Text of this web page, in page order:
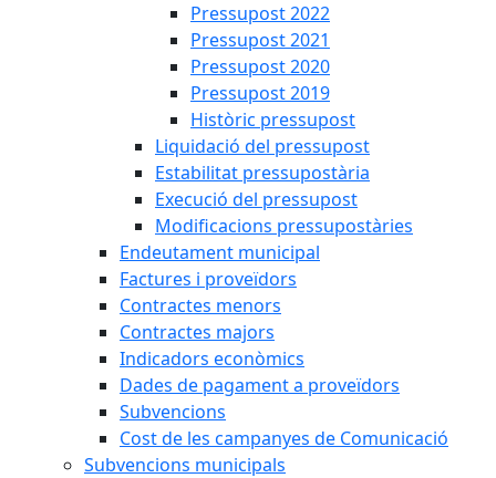
Pressupost 2022
Pressupost 2021
Pressupost 2020
Pressupost 2019
Històric pressupost
Liquidació del pressupost
Estabilitat pressupostària
Execució del pressupost
Modificacions pressupostàries
Endeutament municipal
Factures i proveïdors
Contractes menors
Contractes majors
Indicadors econòmics
Dades de pagament a proveïdors
Subvencions
Cost de les campanyes de Comunicació
Subvencions municipals